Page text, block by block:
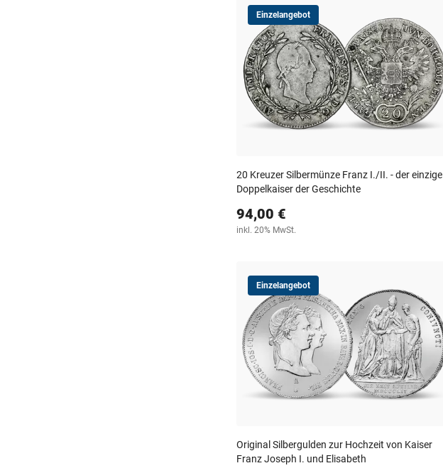
Einzelangebot
20 Kreuzer Silbermünze Franz I./II. - der einzige
Doppelkaiser der Geschichte
94,00 €
inkl. 20% MwSt.
Einzelangebot
Original Silbergulden zur Hochzeit von Kaiser
Franz Joseph I. und Elisabeth